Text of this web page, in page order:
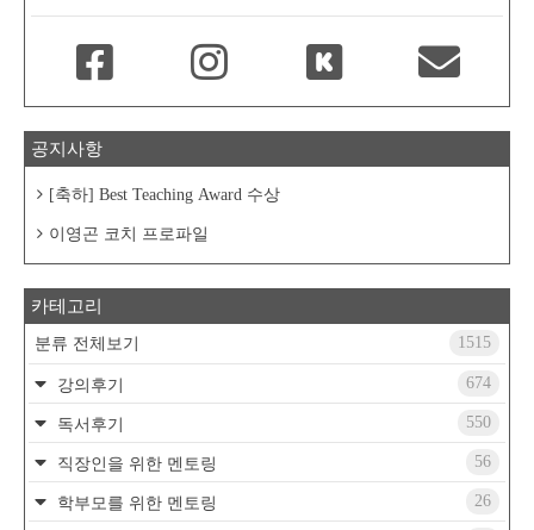
공지사항
[축하] Best Teaching Award 수상
이영곤 코치 프로파일
카테고리
분류 전체보기 1515
강의후기 674
독서후기 550
직장인을 위한 멘토링 56
학부모를 위한 멘토링 26